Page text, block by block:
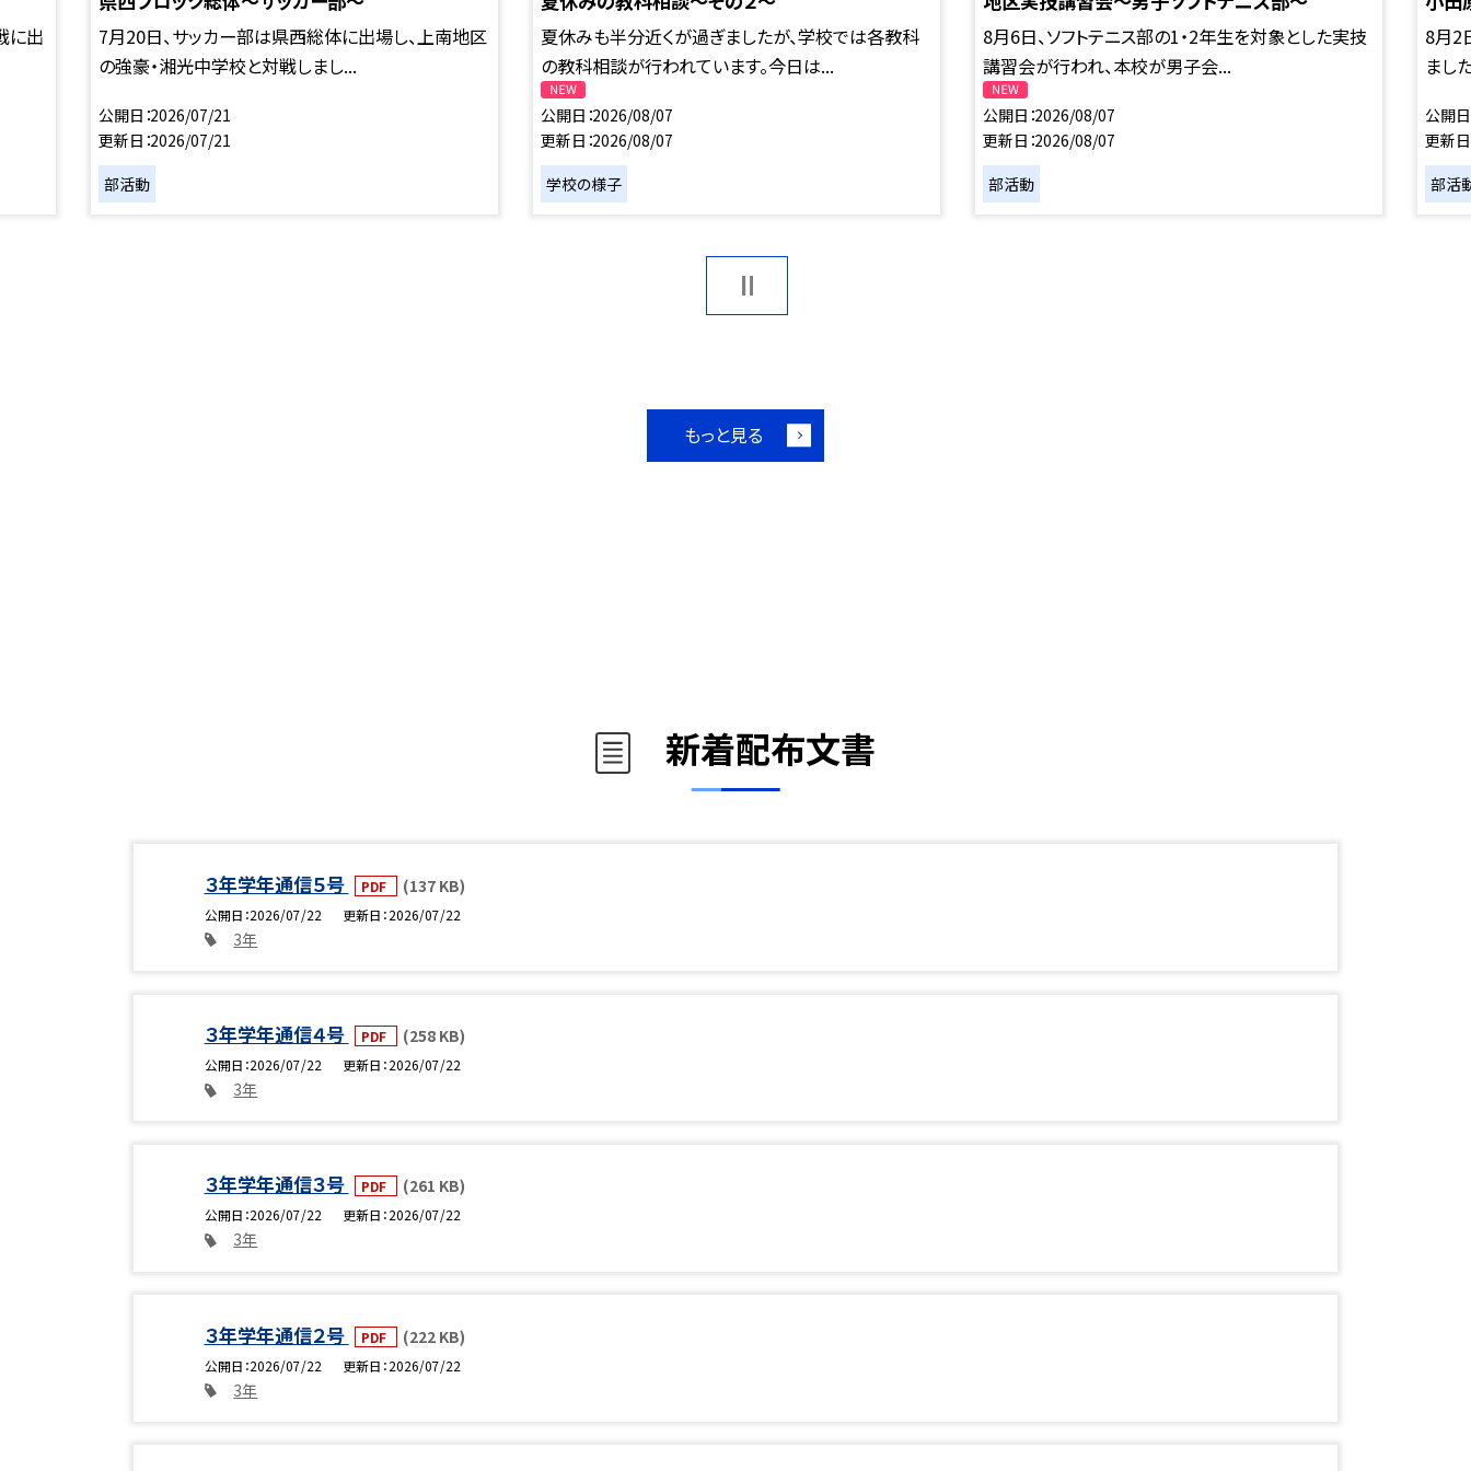
に出
7月20日、サッカー部は県西総体に出場し、上南地区
の強豪・湘光中学校と対戦しまし...
公開日 2026/07/21
更新日 2026/07/21
部活動
夏休みも半分近くが過ぎましたが、学校では各教科
の教科相談が行われています。今日は...
公開日 2026/08/07
更新日 2026/08/07
学校の様子
8月6日、ソフトテニス部の1・2年生を対象とした実技
講習会が行われ、本校が男子会...
公開日 2026/08/07
更新日 2026/08/07
部活動
8月2
まし
公開日
更新日
部活
もっと見る
新着配布文書
３年学年通信５号 PDF (137 KB)
公開日 2026/07/22 更新日 2026/07/22
3年
３年学年通信４号 PDF (258 KB)
公開日 2026/07/22 更新日 2026/07/22
3年
３年学年通信３号 PDF (261 KB)
公開日 2026/07/22 更新日 2026/07/22
3年
３年学年通信２号 PDF (222 KB)
公開日 2026/07/22 更新日 2026/07/22
3年